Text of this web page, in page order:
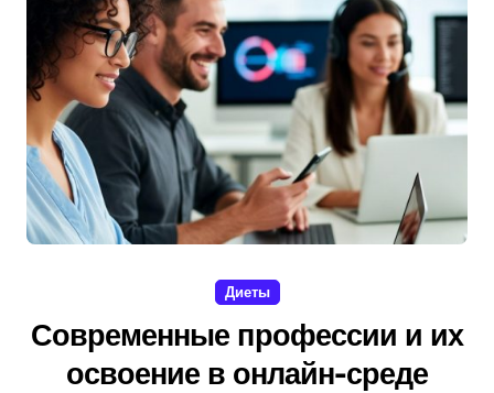
Диеты
Современные профессии и их
освоение в онлайн-среде